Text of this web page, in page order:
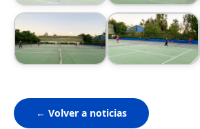
← Volver a noticias